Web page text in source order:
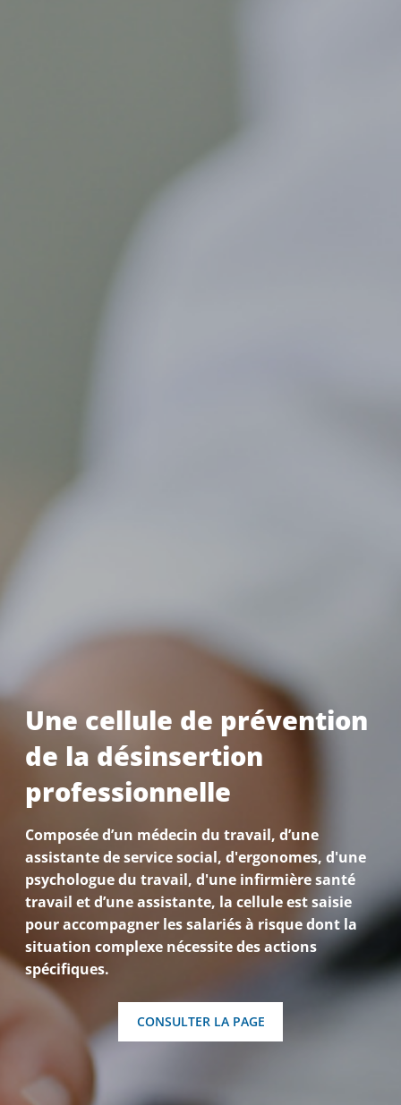
Une cellule de prévention
de la désinsertion
professionnelle
Composée d’un médecin du travail, d’une
assistante de service social, d'ergonomes, d'une
psychologue du travail, d'une infirmière santé
travail et d’une assistante, la cellule est saisie
pour accompagner les salariés à risque dont la
situation complexe nécessite des actions
spécifiques.
CONSULTER LA PAGE